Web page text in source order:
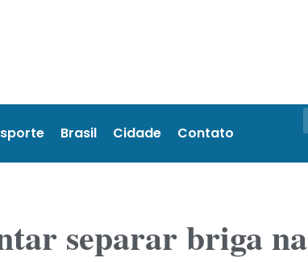
Brasil Cidade Contato
separar briga na